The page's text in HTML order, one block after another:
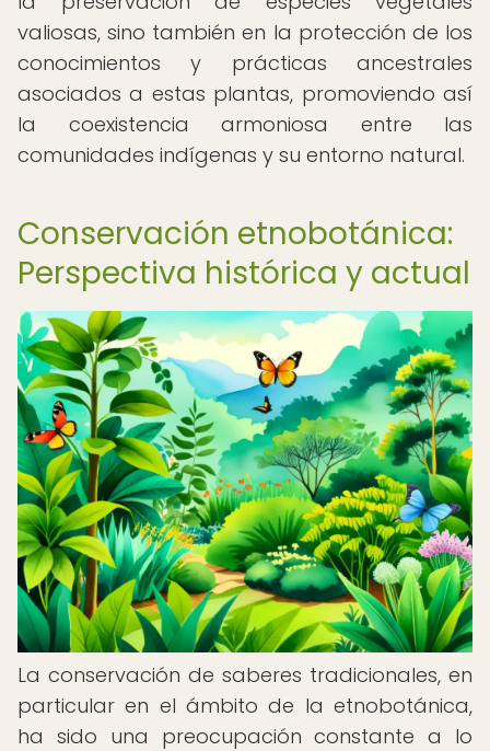
valiosas, sino también en la protección de los
conocimientos y prácticas ancestrales
asociados a estas plantas, promoviendo así
la coexistencia armoniosa entre las
comunidades indígenas y su entorno natural.
Conservación etnobotánica:
Perspectiva histórica y actual
La conservación de saberes tradicionales, en
particular en el ámbito de la etnobotánica,
ha sido una preocupación constante a lo